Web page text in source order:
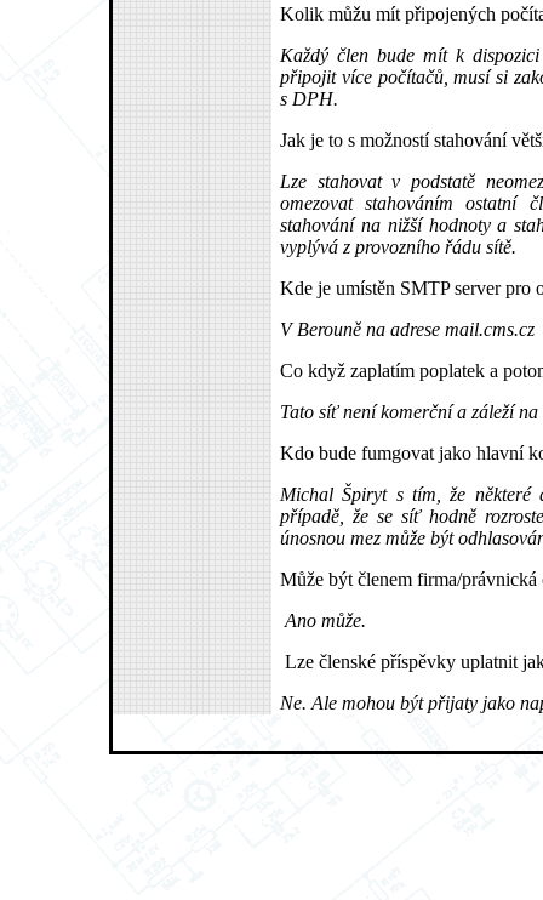
Kolik můžu mít připojených
Každý člen bude mít k
připojit více počítačů, musí si
s DPH.
Jak je to s možností stahování
Lze stahovat v podstatě
omezovat stahováním ostatní
stahování na nižší hodnoty a
vyplývá z provozního řádu sítě.
Kde je umístěn SMTP server pro
V Berouně na adrese mail.cms.cz
Co když zaplatím poplatek a
Tato síť není komerční a záleží
Kdo bude fumgovat jako hlavní
Michal Špiryt s tím, že
případě, že se síť hodně
únosnou mez může být
Může být členem firma/právnická
Ano může.
Lze členské příspěvky uplatnit
Ne. Ale mohou být přijaty jako